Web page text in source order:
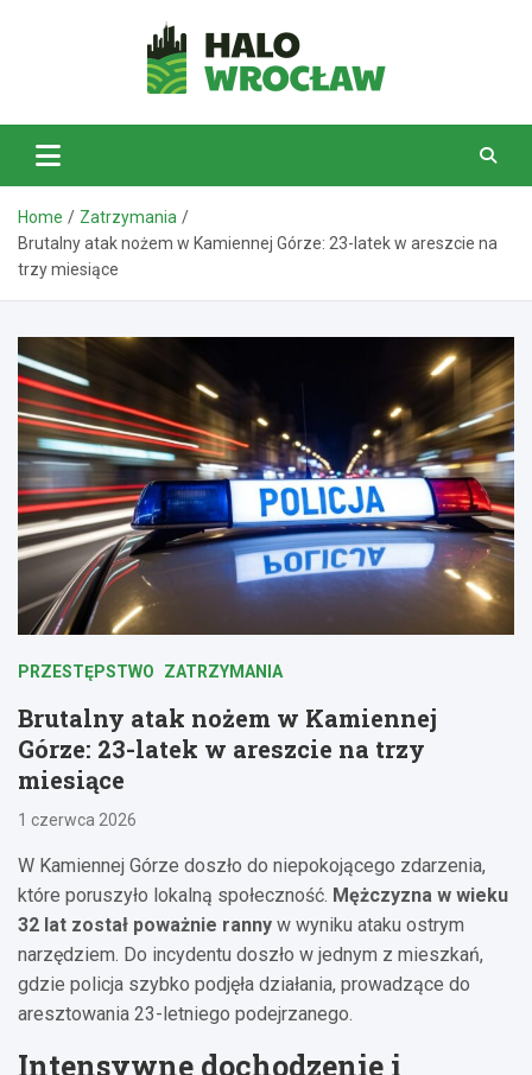
HaloWrocław.pl
Home
Zatrzymania
Brutalny atak nożem w Kamiennej Górze: 23-latek w areszcie na
trzy miesiące
PRZESTĘPSTWO ZATRZYMANIA
Brutalny atak nożem w Kamiennej
Górze: 23-latek w areszcie na trzy
miesiące
1 czerwca 2026
W Kamiennej Górze doszło do niepokojącego zdarzenia,
które poruszyło lokalną społeczność. Mężczyzna w wieku
32 lat został poważnie ranny w wyniku ataku ostrym
narzędziem. Do incydentu doszło w jednym z mieszkań,
gdzie policja szybko podjęła działania, prowadzące do
aresztowania 23-letniego podejrzanego.
Intensywne dochodzenie i